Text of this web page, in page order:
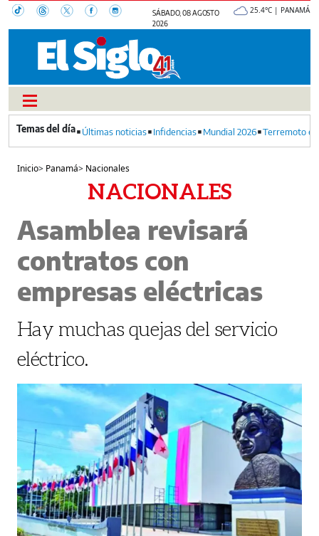
SÁBADO, 08 AGOSTO
2026
25.4°C | PANAMÁ
Últimas noticias Infidencias Mundial 2026 Terremoto
Inicio> Panamá> Nacionales
NACIONALES
Asamblea revisará
contratos con
empresas eléctricas
Hay muchas quejas del servicio
eléctrico.